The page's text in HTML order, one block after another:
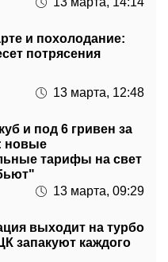
и похолодание:
13 марта, 12:48
куб и под 6 гривен за
тарифы на свет
13 марта, 09:29
выходит на турбо
13 марта, 08:08